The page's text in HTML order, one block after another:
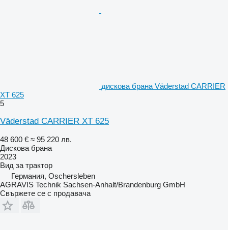
дискова брана Väderstad CARRIER
XT 625
5
Väderstad CARRIER XT 625
48 600 € ≈ 95 220 лв.
Дискова брана
2023
Вид за трактор
Германия, Oschersleben
AGRAVIS Technik Sachsen-Anhalt/Brandenburg GmbH
Свържете се с продавача